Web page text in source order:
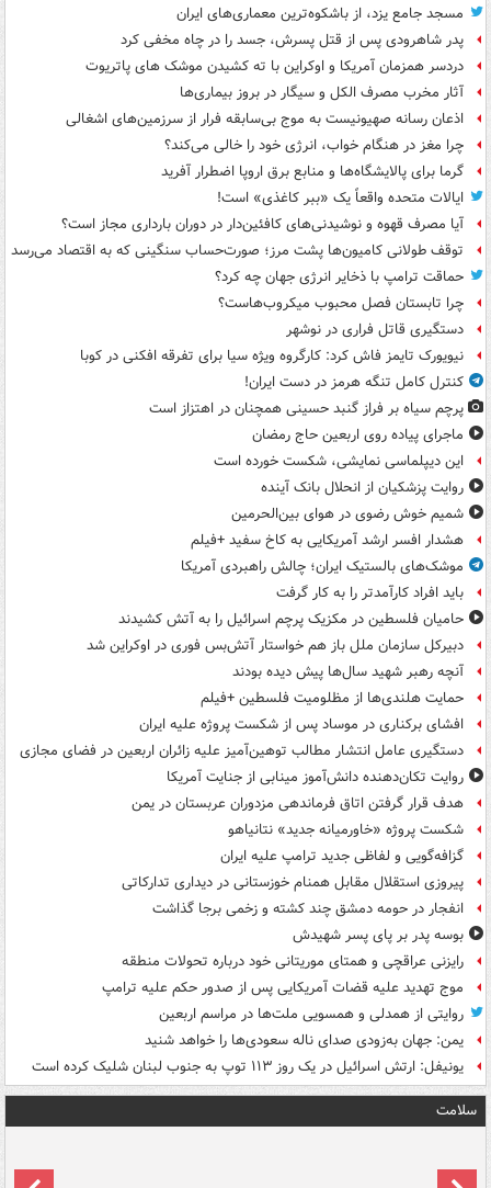
مسجد جامع یزد، از باشکوه‌ترین معماری‌های ایران
پدر شاهرودی پس از قتل پسرش، جسد را در چاه مخفی کرد
دردسر همزمان آمریکا و اوکراین با ته کشیدن موشک های پاتریوت
آثار مخرب مصرف الکل و سیگار در بروز بیماری‌ها
اذعان رسانه صهیونیست به موج بی‌سابقه فرار از سرزمین‌های اشغالی
چرا مغز در هنگام خواب، انرژی خود را خالی می‌کند؟
گرما برای پالایشگاه‌ها و منابع برق اروپا اضطرار آفرید
ایالات متحده واقعاً یک «ببر کاغذی» است!
آیا مصرف قهوه و نوشیدنی‌های کافئین‌دار در دوران بارداری مجاز است؟
توقف طولانی کامیون‌ها پشت مرز؛ صورت‌حساب سنگینی که به اقتصاد می‌رسد
حماقت ترامپ با ذخایر انرژی جهان چه کرد؟
چرا تابستان فصل محبوب میکروب‌هاست؟
دستگیری قاتل فراری در نوشهر
نیویورک تایمز فاش کرد: کارگروه ویژه سیا برای تفرقه افکنی در کوبا
کنترل کامل تنگه هرمز در دست ایران!
پرچم سیاه بر فراز گنبد حسینی همچنان در اهتزاز است
ماجرای پیاده روی اربعین حاج رمضان
این دیپلماسی نمایشی، شکست خورده است
روایت پزشکیان از انحلال بانک آینده
شمیم خوش رضوی در هوای بین‌الحرمین
هشدار افسر ارشد آمریکایی به کاخ سفید +فیلم
موشک‌های بالستیک ایران؛ چالش راهبردی آمریکا
باید افراد کارآمدتر را به کار گرفت
حامیان فلسطین در مکزیک پرچم اسرائیل را به آتش کشیدند
دبیرکل سازمان ملل باز هم خواستار آتش‌بس فوری در اوکراین شد
آنچه رهبر شهید سال‌ها پیش دیده بودند
حمایت هلندی‌ها از مظلومیت فلسطین +فیلم
افشای برکناری در موساد پس از شکست پروژه علیه ایران
دستگیری عامل انتشار مطالب توهین‌آمیز علیه زائران اربعین در فضای مجازی
روایت تکان‌دهنده دانش‌آموز مینابی از جنایت آمریکا
هدف قرار گرفتن اتاق‌ فرماندهی مزدوران عربستان در یمن
شکست پروژه «خاورمیانه جدید» نتانیاهو
گزافه‌گویی و لفاظی جدید ترامپ علیه ایران
پیروزی استقلال مقابل همنام خوزستانی در دیداری تدارکاتی
انفجار در حومه دمشق چند کشته و زخمی برجا گذاشت
بوسه‌ پدر بر پای پسر شهیدش
رایزنی عراقچی و همتای موریتانی خود درباره تحولات منطقه
موج تهدید علیه قضات آمریکایی پس از صدور حکم علیه ترامپ
روایتی از همدلی و همسویی ملت‌ها در مراسم اربعین
یمن: جهان به‌زودی صدای ناله سعودی‌ها را خواهد شنید
یونیفل: ارتش اسرائیل در یک روز ۱۱۳ توپ به جنوب لبنان شلیک کرده است
سلامت